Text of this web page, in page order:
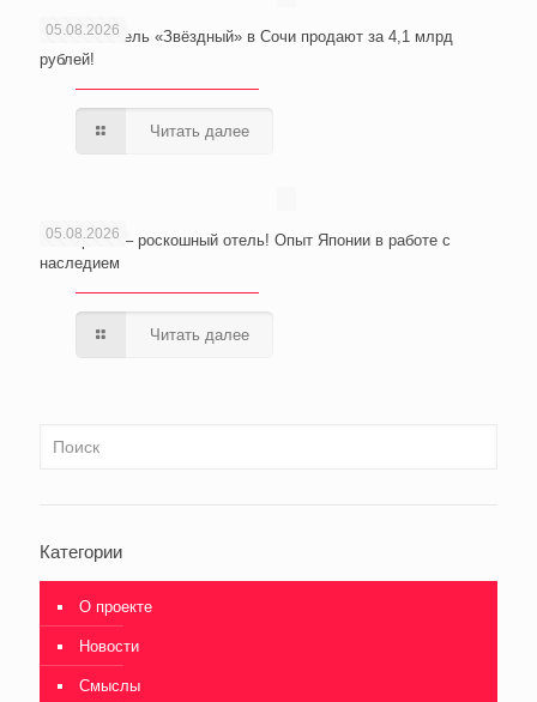
05.08.2026
Wellness-отель «Звёздный» в Сочи продают за 4,1 млрд
рублей!
Читать далее
05.08.2026
Из тюрьмы – роскошный отель! Опыт Японии в работе с
наследием
Читать далее
Категории
О проекте
Новости
Смыслы